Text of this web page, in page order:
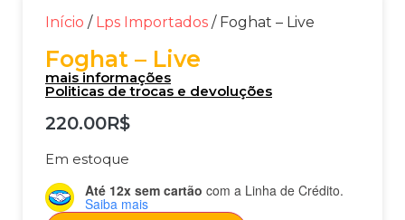
Início / Lps Importados / Foghat – Live
Foghat – Live
mais informações
Politicas de trocas e devoluções
220.00R$
Em estoque
Até 12x sem cartão com a Linha de Crédito.
Saiba mais